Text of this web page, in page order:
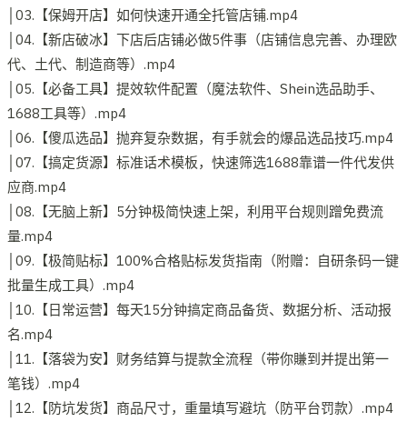
│03.【保姆开店】如何快速开通全托管店铺.mp4
│04.【新店破冰】下店后店铺必做5件事（店铺信息完善、办理欧
代、土代、制造商等）.mp4
│05.【必备工具】提效软件配置（魔法软件、Shein选品助手、
1688工具等）.mp4
│06.【傻瓜选品】抛弃复杂数据，有手就会的爆品选品技巧.mp4
│07.【搞定货源】标准话术模板，快速筛选1688靠谱一件代发供
应商.mp4
│08.【无脑上新】5分钟极简快速上架，利用平台规则蹭免费流
量.mp4
│09.【极简贴标】100%合格贴标发货指南（附赠：自研条码一键
批量生成工具）.mp4
│10.【日常运营】每天15分钟搞定商品备货、数据分析、活动报
名.mp4
│11.【落袋为安】财务结算与提款全流程（带你賺到并提出第一
笔钱）.mp4
│12.【防坑发货】商品尺寸，重量填写避坑（防平台罚款）.mp4